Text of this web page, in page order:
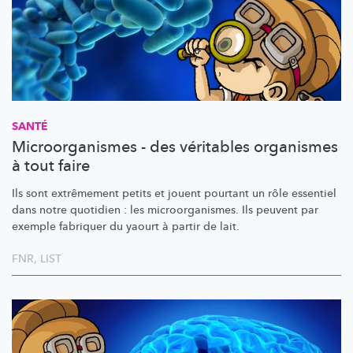
SANTÉ
Microorganismes - des véritables organismes
à tout faire
Ils sont extrêmement petits et jouent pourtant un rôle essentiel
dans notre quotidien : les microorganismes. Ils peuvent par
exemple fabriquer du yaourt à partir de lait.
FNR, LIST